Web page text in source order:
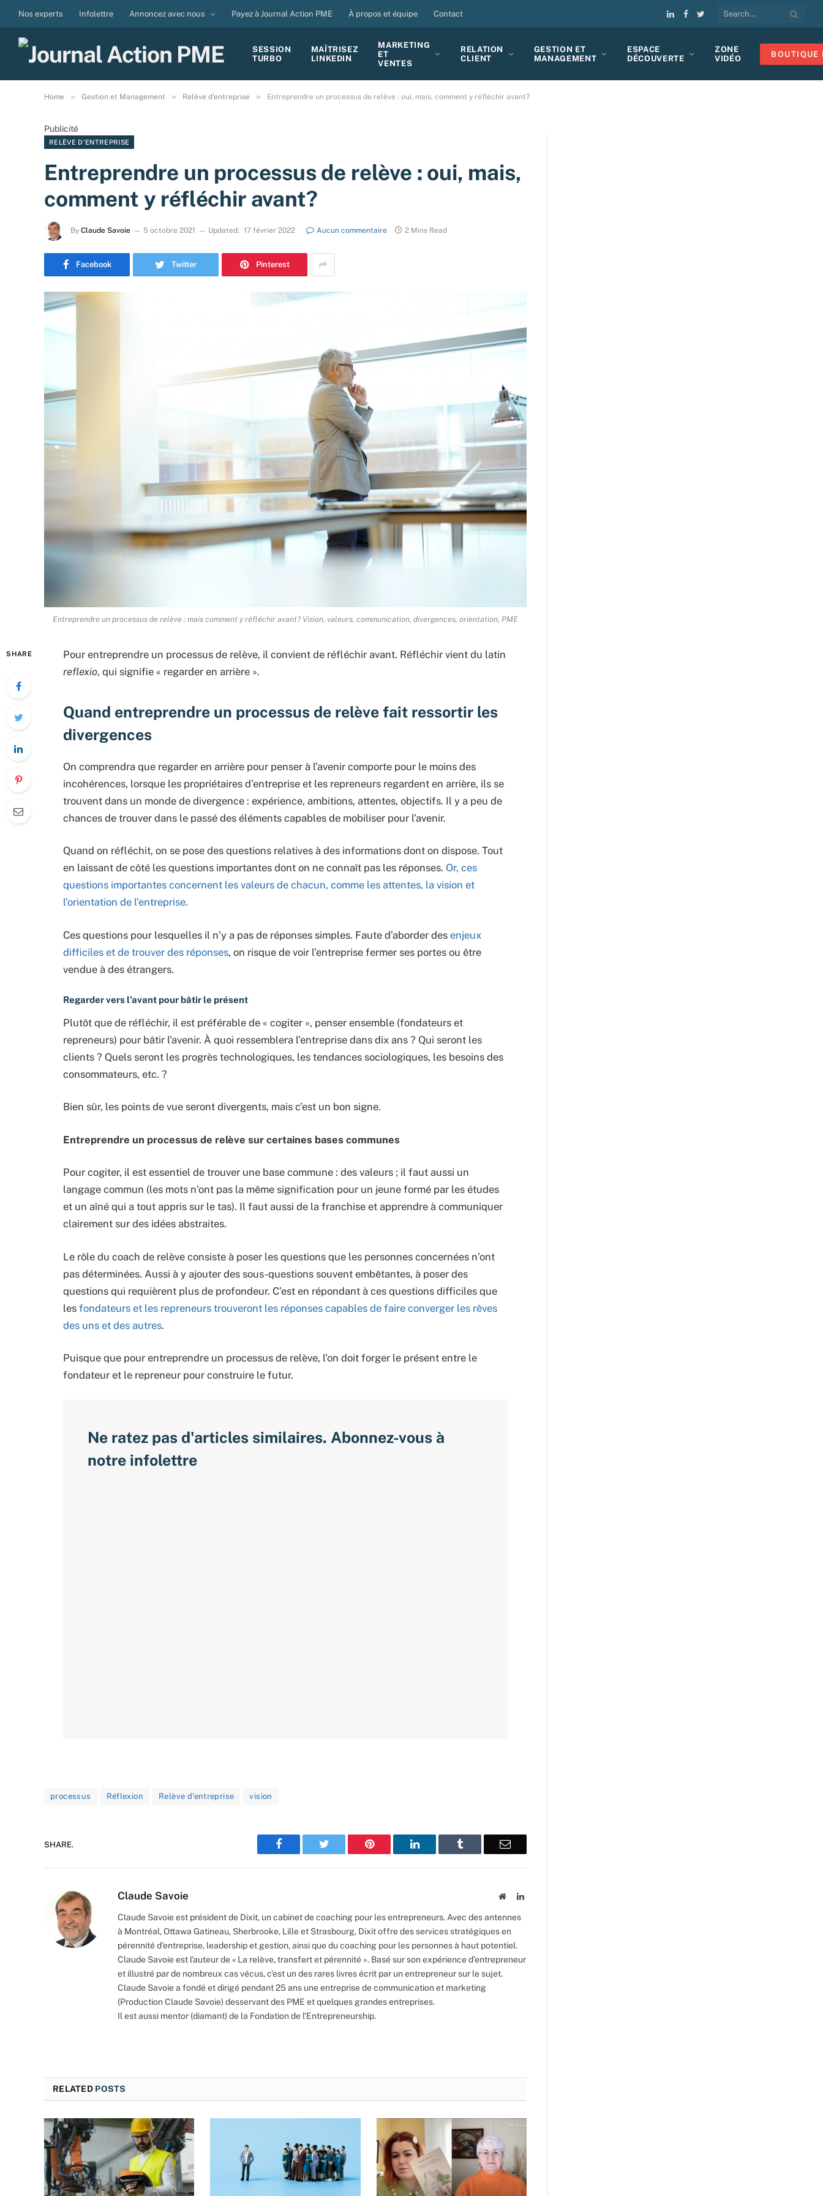
Nos experts Infolettre Annoncez avec nous Payez à Journal Action PME À propos et équipe Contact
LinkedIn
Facebook
Twitter
SESSION
TURBO
MAÎTRISEZ
LINKEDIN
MARKETING
ET
VENTES
RELATION
CLIENT
GESTION ET
MANAGEMENT
ESPACE
DÉCOUVERTE
ZONE
VIDÉO
BOUTIQUE
Home » Gestion et Management » Relève d'entreprise » Entreprendre un processus de relève : oui, mais, comment y réfléchir avant?
Publicité
RELÈVE D'ENTREPRISE
Entreprendre un processus de relève : oui, mais,
comment y réfléchir avant?
By Claude Savoie 5 octobre 2021 Updated: 17 février 2022 Aucun commentaire 2 Mins Read
Facebook Twitter Pinterest
Entreprendre un processus de relève : mais comment y réfléchir avant? Vision, valeurs, communication, divergences, orientation, PME
SHARE
Pour entreprendre un processus de relève, il convient de réfléchir avant. Réfléchir vient du latin
reflexio, qui signifie « regarder en arrière ».
Quand entreprendre un processus de relève fait ressortir les
divergences
On comprendra que regarder en arrière pour penser à l’avenir comporte pour le moins des
incohérences, lorsque les propriétaires d’entreprise et les repreneurs regardent en arrière, ils se
trouvent dans un monde de divergence : expérience, ambitions, attentes, objectifs. Il y a peu de
chances de trouver dans le passé des éléments capables de mobiliser pour l’avenir.
Quand on réfléchit, on se pose des questions relatives à des informations dont on dispose. Tout
en laissant de côté les questions importantes dont on ne connaît pas les réponses. Or, ces
questions importantes concernent les valeurs de chacun, comme les attentes, la vision et
l’orientation de l’entreprise.
Ces questions pour lesquelles il n’y a pas de réponses simples. Faute d’aborder des enjeux
difficiles et de trouver des réponses, on risque de voir l’entreprise fermer ses portes ou être
vendue à des étrangers.
Regarder vers l’avant pour bâtir le présent
Plutôt que de réfléchir, il est préférable de « cogiter », penser ensemble (fondateurs et
repreneurs) pour bâtir l’avenir. À quoi ressemblera l’entreprise dans dix ans ? Qui seront les
clients ? Quels seront les progrès technologiques, les tendances sociologiques, les besoins des
consommateurs, etc. ?
Bien sûr, les points de vue seront divergents, mais c’est un bon signe.
Entreprendre un processus de relève sur certaines bases communes
Pour cogiter, il est essentiel de trouver une base commune : des valeurs ; il faut aussi un
langage commun (les mots n’ont pas la même signification pour un jeune formé par les études
et un aîné qui a tout appris sur le tas). Il faut aussi de la franchise et apprendre à communiquer
clairement sur des idées abstraites.
Le rôle du coach de relève consiste à poser les questions que les personnes concernées n’ont
pas déterminées. Aussi à y ajouter des sous-questions souvent embêtantes, à poser des
questions qui requièrent plus de profondeur. C’est en répondant à ces questions difficiles que
les fondateurs et les repreneurs trouveront les réponses capables de faire converger les rêves
des uns et des autres.
Puisque que pour entreprendre un processus de relève, l’on doit forger le présent entre le
fondateur et le repreneur pour construire le futur.
Ne ratez pas d'articles similaires. Abonnez-vous à
notre infolettre
processus Réflexion Relève d'entreprise vision
SHARE. Facebook Twitter Pinterest LinkedIn Tumblr Email
Claude Savoie WebsiteLinkedIn
Claude Savoie est président de Dixit, un cabinet de coaching pour les entrepreneurs. Avec des antennes
à Montréal, Ottawa Gatineau, Sherbrooke, Lille et Strasbourg, Dixit offre des services stratégiques en
pérennité d’entreprise, leadership et gestion, ainsi que du coaching pour les personnes à haut potentiel.
Claude Savoie est l’auteur de « La relève, transfert et pérennité ». Basé sur son expérience d’entrepreneur
et illustré par de nombreux cas vécus, c’est un des rares livres écrit par un entrepreneur sur le sujet.
Claude Savoie a fondé et dirigé pendant 25 ans une entreprise de communication et marketing
(Production Claude Savoie) desservant des PME et quelques grandes entreprises.
Il est aussi mentor (diamant) de la Fondation de l’Entrepreneurship.
RELATED POSTS